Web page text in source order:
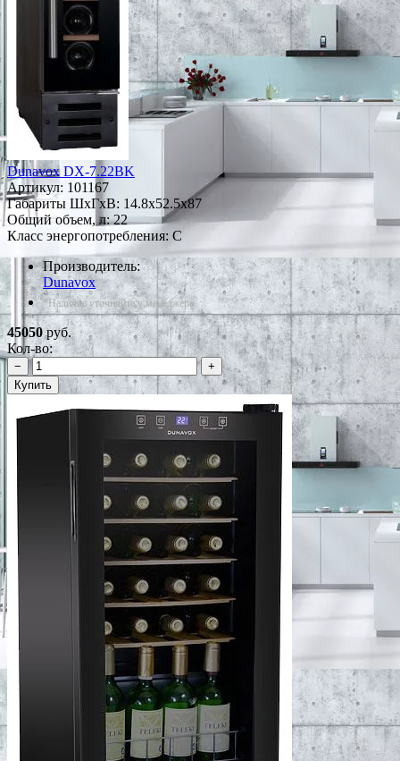
Dunavox DX-7.22BK
Артикул: 101167
Габариты ШxГxВ: 14.8x52.5x87
Общий объем, л: 22
Класс энергопотребления: C
Производитель:
Dunavox
*Наличие уточняйте у менеджера
45050руб.
Кол-во:
−
+
Купить